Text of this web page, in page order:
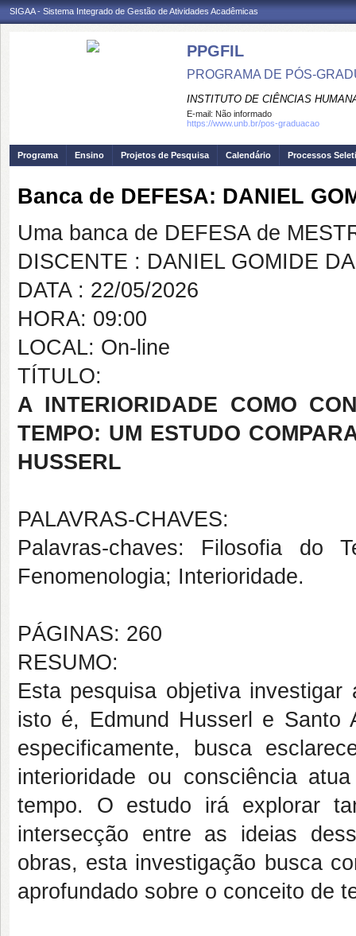
SIGAA - Sistema Integrado de Gestão de Atividades Acadêmicas
PPGFIL
PROGRAMA DE PÓS-
INSTITUTO DE CIÊNCIAS
E-mail: Não informado
https://www.unb.br/pos-graduacao
Programa Ensino Projetos de Pesquisa Calendário Processos
Banca de DEFESA: DANIEL
Uma banca de DEFESA de
DISCENTE : DANIEL GOMIDE
DATA : 22/05/2026
HORA: 09:00
LOCAL: On-line
TÍTULO:
A INTERIORIDADE COMO
TEMPO: UM ESTUDO
HUSSERL
PALAVRAS-CHAVES:
Palavras-chaves: Filosofia do
Fenomenologia; Interioridade.
PÁGINAS: 260
RESUMO:
Esta pesquisa objetiva
isto é, Edmund Husserl e Santo
especificamente, busca
interioridade ou consciência
tempo. O estudo irá explorar
intersecção entre as ideias
obras, esta investigação busca
aprofundado sobre o conceito de